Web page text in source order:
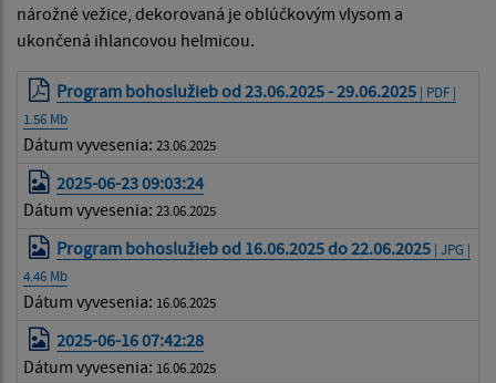
nárožné vežice, dekorovaná je oblúčkovým vlysom a
ukončená ihlancovou helmicou.
Program bohoslužieb od 23.06.2025 - 29.06.2025 | PDF |
1.56 Mb
Dátum vyvesenia: 23.06.2025
2025-06-23 09:03:24
Dátum vyvesenia: 23.06.2025
Program bohoslužieb od 16.06.2025 do 22.06.2025 | JPG |
4.46 Mb
Dátum vyvesenia: 16.06.2025
2025-06-16 07:42:28
Dátum vyvesenia: 16.06.2025